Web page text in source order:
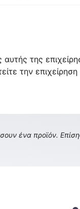
αυτής της
την επιχείρηση
ένα προϊόν.